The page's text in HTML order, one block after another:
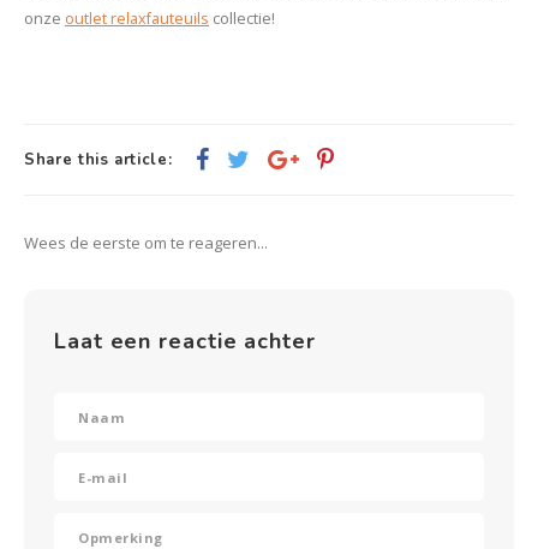
onze outlet relaxfauteuils collectie!
Share this article:
Wees de eerste om te reageren...
Laat een reactie achter